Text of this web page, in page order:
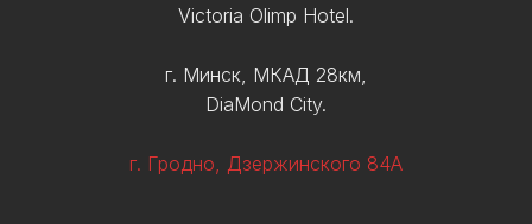
Victoria Olimp Hotel.
г. Минск, МКАД 28км,
DiaMond City.
г. Гродно, Дзержинского 84А